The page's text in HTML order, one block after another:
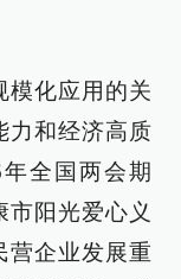
模化应用的关
力和经济高质
全国两会期
市阳光爱心义
营企业发展重